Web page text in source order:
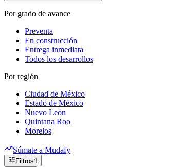
Por grado de avance
Preventa
En construcción
Entrega inmediata
Todos los desarrollos
Por región
Ciudad de México
Estado de México
Nuevo León
Quintana Roo
Morelos
Súmate a Mudafy
Filtros1